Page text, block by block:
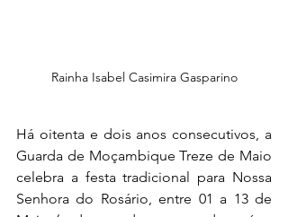
Rainha Isabel Casimira Gasparino
Há oitenta e dois anos consecutivos, a
Guarda de Moçambique Treze de Maio
celebra a festa tradicional para Nossa
Senhora do Rosário, entre 01 a 13 de